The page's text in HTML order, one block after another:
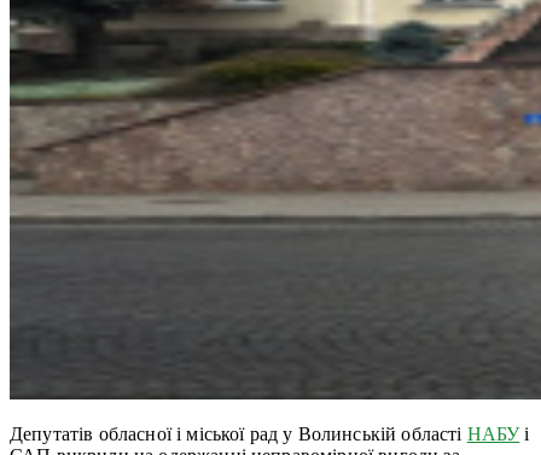
Депутатів обласної і міської рад у Волинській області НАБУі